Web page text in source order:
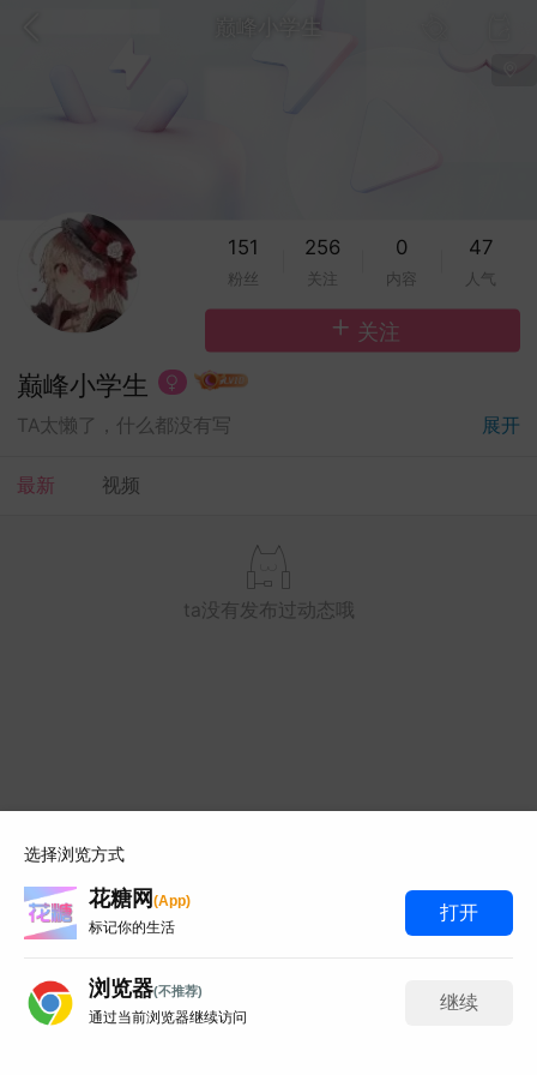
巅峰小学生
说出这种话
这么美好的枫叶书签你想送
给谁
而来，你就是星
151
粉丝
256
关注
0
内容
47
人气
关注
巅峰小学生
TA太懒了，什么都没有写 展开
最新 视频
ta没有发布过动态哦
选择浏览方式
花糖网 (App)
标记你的生活
打开
浏览器(不推荐)
通过当前浏览器继续访问
继续